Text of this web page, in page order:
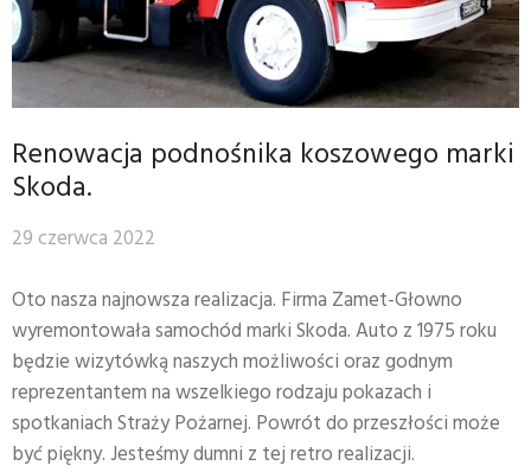
Renowacja podnośnika koszowego marki
Skoda.
29 czerwca 2022
Oto nasza najnowsza realizacja. Firma Zamet-Głowno
wyremontowała samochód marki Skoda. Auto z 1975 roku
będzie wizytówką naszych możliwości oraz godnym
reprezentantem na wszelkiego rodzaju pokazach i
spotkaniach Straży Pożarnej. Powrót do przeszłości może
być piękny. Jesteśmy dumni z tej retro realizacji.